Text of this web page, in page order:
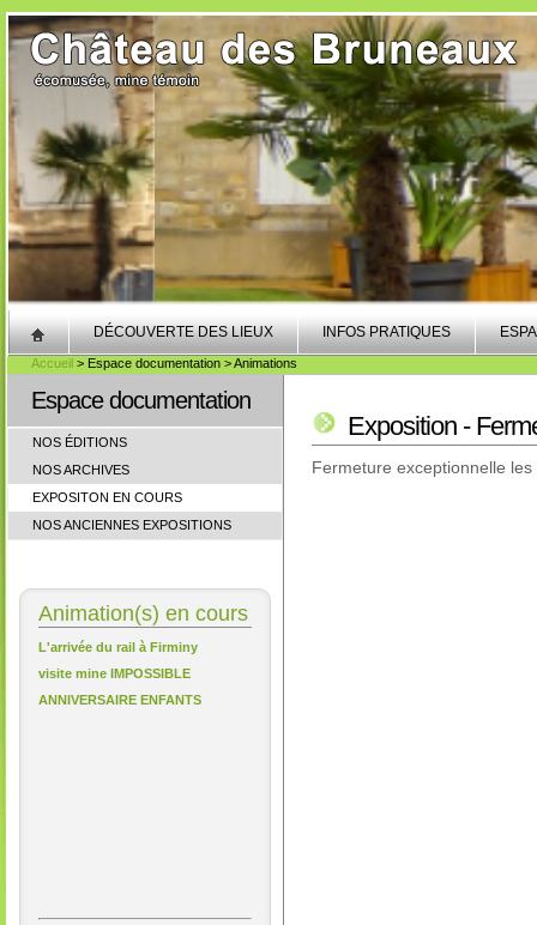
DÉCOUVERTE DES LIEUX INFOS PRATIQUES
Accueil > Espace documentation > Animations
Espace documentation
NOS ÉDITIONS
NOS ARCHIVES
EXPOSITON EN COURS
NOS ANCIENNES EXPOSITIONS
Animation(s) en cours
L'arrivée du rail à Firminy
visite mine IMPOSSIBLE
ANNIVERSAIRE ENFANTS
Exposition -
Fermeture exceptionnelle